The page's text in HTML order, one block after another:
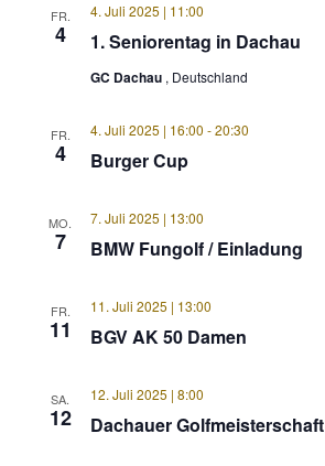
FR.
4 1. Seniorentag in Dachau
4. Juli 2025 | 11:00
GC Dachau , Deutschland
FR.
4 Burger Cup
4. Juli 2025 | 16:00 -20:30
MO.
7 BMW Fungolf / Einladung
7. Juli 2025 | 13:00
FR.
11 BGV AK 50 Damen
11. Juli 2025 | 13:00
SA.
12 Dachauer Golfmeisterschaft
12. Juli 2025 | 8:00